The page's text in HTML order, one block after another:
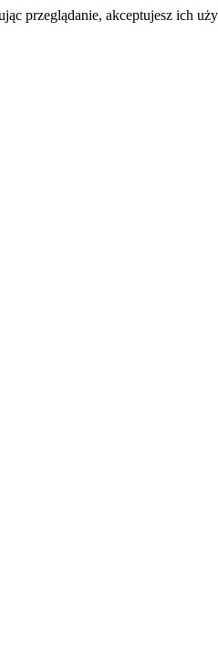
przeglądanie, akceptujesz ich